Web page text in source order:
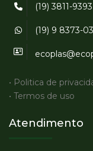
(19) 3811-9393
(19) 9 8373-
• Politica de
• Termos de uso
Atendimento